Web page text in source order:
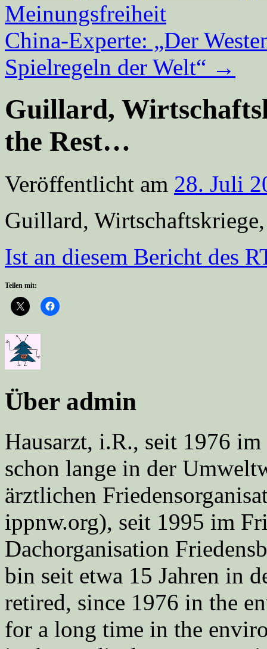
Meinungsfreiheit
China-Experte: „Der
Spielregeln der Welt“ →
Guillard,
the Rest…
Veröffentlicht am 28. Juli
Guillard,
Ist an diesem Bericht des
Teilen mit:
Über admin
Hausarzt, i.R., seit 1976
schon lange in der
ärztlichen
ippnw.org), seit 1995 im
Dachorganisation
bin seit etwa 15 Jahren in
retired, since 1976 in the
for a long time in the